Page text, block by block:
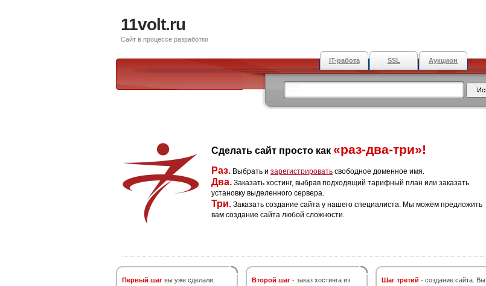
11volt.ru
Сайт в процессе разработки
IT-работа SSL Аукцион
Сделать сайт просто как «раз-два-три»!
Раз. Выбрать и зарегистрировать свободное доменное имя.
Два. Заказать хостинг, выбрав подходящий тарифный план или заказать
установку выделенного сервера.
Три. Заказать создание сайта у нашего специалиста. Мы можем предложить
вам создание сайта любой сложности.
Первый шаг вы уже сделали,
Второй шаг - заказ хостинга из
Шаг третий - создание сайта. Вы